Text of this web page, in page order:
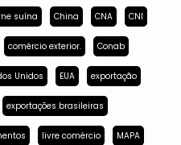
suína China CNA CNI
comércio exterior. Conab
Unidos EUA exportação
exportações brasileiras
livre comércio MAPA